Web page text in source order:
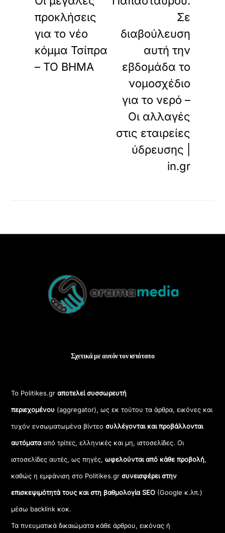
προκλήσεις
για το νέο
κόμμα Τσίπρα
– ΤΟ ΒΗΜΑ
Σε
διαβούλευση
αυτή την
εβδομάδα το
νομοσχέδιο
για το νερό –
Οι αλλαγές
στις εταιρείες
ύδρευσης |
in.gr
Top
Σχετικά με αυτόν τον ιστότοπο
Το Politikes.grαποτελεί συσσωρευτή
περιεχομένου (aggregator), ως εκ τούτου τα άρθρα, εικόνες και
τυχόν ενσωματωμένα βίντεοσυλλέγονται και προβάλλονται
αυτόματααπό τρίτες, ελληνικές και μη, ιστοσελίδες. Οι
ιστοσελίδες αυτές, ως πηγές,ωφελούνται από κάθε προβολή,
καθώς η εμφάνιση στο Politikes.gr συνεισφέρει στην
επισκεψιμότητά τους και στη βαθμολογία SEO (Google κ.λπ.)
μέσω backlink κοκ.
Τα πνευματικά δικαιώματα κάθε άρθρου, εικόνας ή